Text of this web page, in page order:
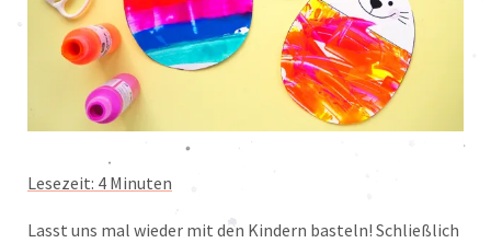
Lesezeit: 4 Minuten
Lasst uns mal wieder mit den Kindern basteln! Schließlich